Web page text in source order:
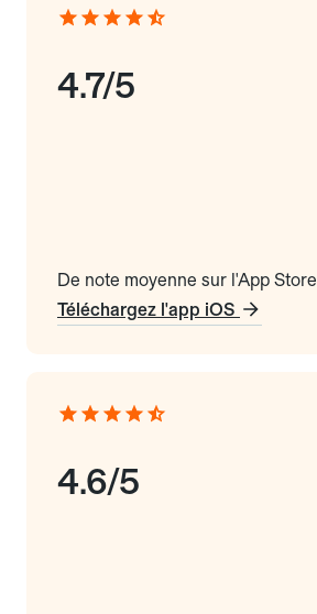
4.7/5
De note moyenne sur l'App Store
Téléchargez l'app iOS
4.6/5